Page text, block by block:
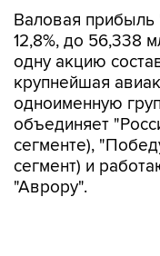
Валовая прибыль
12,8%, до 56,338
одну акцию
крупнейшая
одноименную
объединяет
сегменте),
сегмент) и
"Аврору".